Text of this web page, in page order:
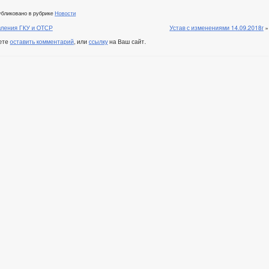
в рубрике Новости
ГКУ и ОТСР Устав с изменениями 14.09.2018г »
оставить комментарий, или ссылкуна Ваш сайт.